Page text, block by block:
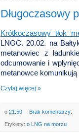
Długoczasowy
Krótkoczasowy tłok
LNGC. 20.02. na
metanowiec z
odcumowanie i
metanowce
Czytaj więcej »
o 21:50 Brak komentarzy:
Etykiety: o LNG na morzu